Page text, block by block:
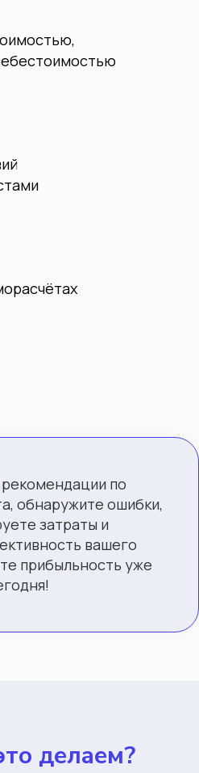
по
обнаружите ошибки,
затраты и
вашего
прибыльность уже
делаем?